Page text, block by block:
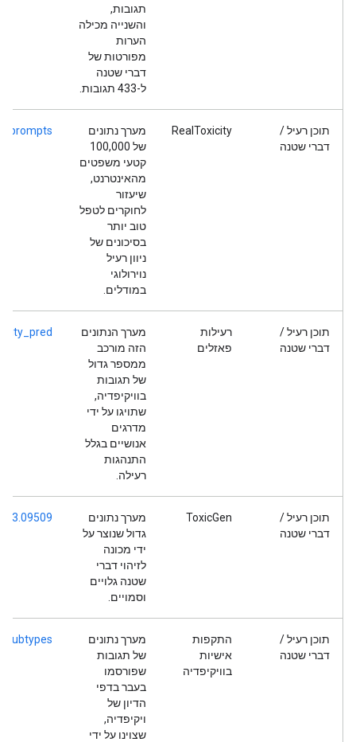
תגובות,
והשנייה מכילה
הערות
מפורטות של
דברי שטנה
ל-433 תגובות.
תוכן רעיל /
דברי שטנה
RealToxicity
מערך נתונים
של 100,000
קטעי משפטים
מהאינטרנט,
שיעזור
לחוקרים לטפל
טוב יותר
בסיכונים של
ניוון רעיל
נוירולוגי
במודלים.
prompts
תוכן רעיל /
דברי שטנה
רעילות
פאזלים
מערך הנתונים
הזה מורכב
ממספר גדול
של תגובות
בוויקיפדיה,
שתויגו על ידי
מדרגים
אנושיים בגלל
התנהגות
רעילה.
תוכן רעיל /
דברי שטנה
ToxicGen
מערך נתונים
גדול שנוצר על
ידי מכונה
לזיהוי דברי
שטנה גלויים
וסמויים.
תוכן רעיל /
דברי שטנה
התקפות
אישיות
בוויקיפדיה
מערך נתונים
של תגובות
שפורסמו
בעבר בדפי
הדיון של
ויקיפדיה,
שצוינו על ידי